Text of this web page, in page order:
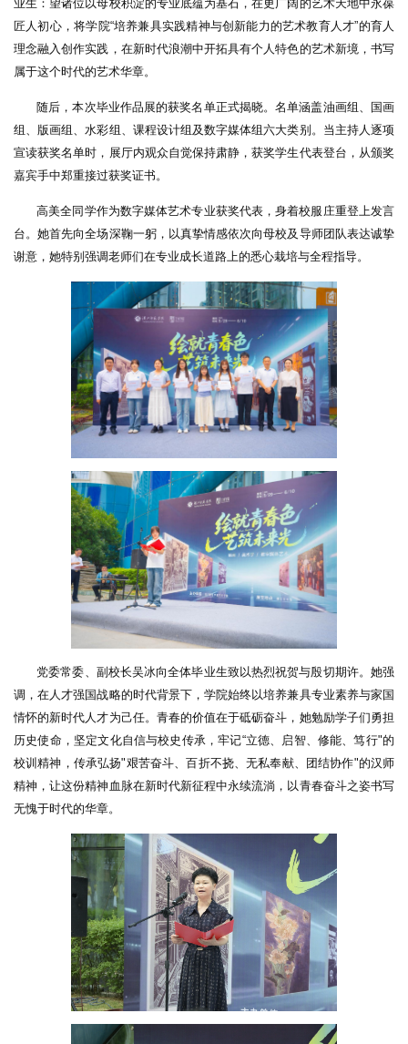
业生：望诸位以母校积淀的专业底蕴为基石，在更广阔的艺术天地中永葆
匠人初心，将学院“培养兼具实践精神与创新能力的艺术教育人才”的育人
理念融入创作实践，在新时代浪潮中开拓具有个人特色的艺术新境，书写
属于这个时代的艺术华章。
随后，本次毕业作品展的获奖名单正式揭晓。名单涵盖油画组、国画
组、版画组、水彩组、课程设计组及数字媒体组六大类别。当主持人逐项
宣读获奖名单时，展厅内观众自觉保持肃静，获奖学生代表登台，从颁奖
嘉宾手中郑重接过获奖证书。
高美全同学作为数字媒体艺术专业获奖代表，身着校服庄重登上发言
台。她首先向全场深鞠一躬，以真挚情感依次向母校及导师团队表达诚挚
谢意，她特别强调老师们在专业成长道路上的悉心栽培与全程指导。
党委常委、副校长吴冰向全体毕业生致以热烈祝贺与殷切期许。她强
调，在人才强国战略的时代背景下，学院始终以培养兼具专业素养与家国
情怀的新时代人才为己任。青春的价值在于砥砺奋斗，她勉励学子们勇担
历史使命，坚定文化自信与校史传承，牢记“立德、启智、修能、笃行"的
校训精神，传承弘扬"艰苦奋斗、百折不挠、无私奉献、团结协作"的汉师
精神，让这份精神血脉在新时代新征程中永续流淌，以青春奋斗之姿书写
无愧于时代的华章。